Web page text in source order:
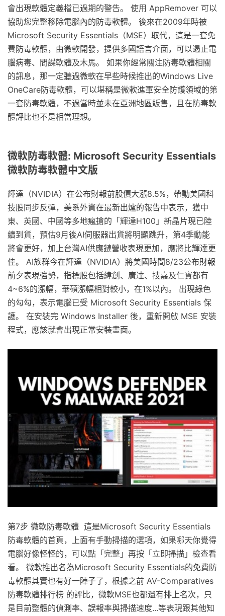
會出現軟體定義檔已過期的警告。 使用 AppRemover 可以
協助您完整移除電腦內的防毒軟體。 後來在2009年時被
Microsoft Security Essentials（MSE）取代，這是一套免
費防毒軟體，由微軟開發，提供多國語言介面，可以遏止電
腦病毒、間諜軟體及木馬。 如果你經常關注防毒軟體相關
的訊息，那一定聽過微軟在早些時候推出的Windows Live
OneCare防毒軟體，可以堪稱是微軟進軍安全防護領域的第
一套防毒軟體，不過當時並未在亞洲地區販售，且在防毒軟
體評比也不是相當理想。
微軟防毒軟體: Microsoft Security Essentials
微軟防毒軟體中文版
輝達（NVIDIA）在公布財報前股價大漲8.5%，帶動美國科
技股同步反彈，美系外資在最新出爐的報告中表示，獲中
東、英國、中國等多地瘋搶的「輝達H100」新晶片現已陸
續到貨，預估9月後AI伺服器出貨將明顯跳升，第4季動能
將會更好，加上台灣AI供應鏈營收表現更加，應將比輝達更
佳。 AI族群今在輝達（NVIDIA）將美國時間8/23公布財報
前夕表現強勢，指標股包括緯創、廣達、技嘉及仁寶都有
4~6%的漲幅，華碩漲幅相對較小，在1%以內。 出現綠色
的勾勾，表示電腦已受 Microsoft Security Essentials 保
護。 在安裝完 Windows Installer 後，重新開啟 MSE 安裝
程式，應該就會出現正常安裝畫面。
第7步 微軟防毒軟體 這是Microsoft Security Essentials
防毒軟體的首頁，上面有手動掃描的選項，如果哪天你覺得
電腦好像怪怪的，可以點「完整」再按「立即掃描」檢查看
看。 微軟推出名為Microsoft Security Essentials的免費防
毒軟體其實也有好一陣子了，根據之前 AV-Comparatives
防毒軟體排行榜 的評比，微軟MSE也都還有排上名次，只
是目前整體的偵測率、誤報率與掃描速度...等表現跟其他知